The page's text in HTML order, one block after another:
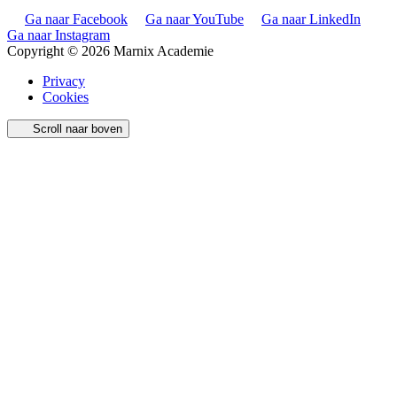
Ga naar Facebook Ga naar YouTube
Ga naar LinkedIn
Ga naar Instagram
Copyright © 2026 Marnix Academie
Privacy
Cookies
Scroll naar boven